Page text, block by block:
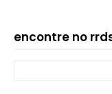
encontre no